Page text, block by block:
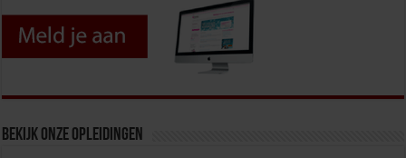
Bekijk onze opleidingen